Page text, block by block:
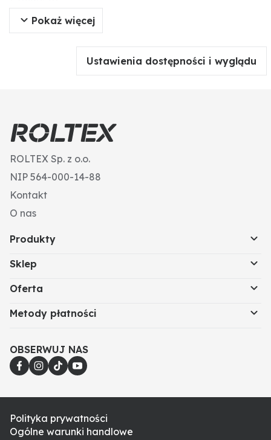
Ø łba (mm): 28
Kształt łba: Okrągły z kwadratowym
Pokaż więcej
Ustawienia dostępności i wyglądu
ROLTEX Sp. z o.o.
NIP 564-000-14-88
Kontakt
O nas
Produkty
Sklep
Oferta
Metody płatności
OBSERWUJ NAS
Polityka prywatności
Ogólne warunki handlowe